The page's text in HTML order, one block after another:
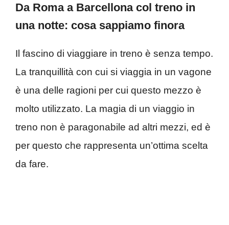
Da Roma a Barcellona col treno in
una notte: cosa sappiamo finora
Il fascino di viaggiare in treno è senza tempo.
La tranquillità con cui si viaggia in un vagone
è una delle ragioni per cui questo mezzo è
molto utilizzato. La magia di un viaggio in
treno non è paragonabile ad altri mezzi, ed è
per questo che rappresenta un’ottima scelta
da fare.